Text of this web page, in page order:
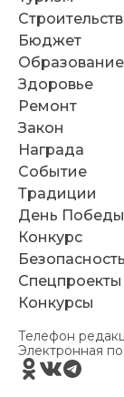
Бюджет
Образование
Здоровье
Ремонт
Закон
Награда
Событие
Традиции
День Победы
Конкурс
Безопасность
Спецпроекты
Конкурсы
Телефон
Электронная